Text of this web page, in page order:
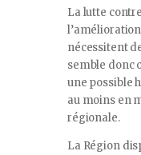
La lutte
nécessitent
semble donc
une possible
au moins en
régionale.
La Région